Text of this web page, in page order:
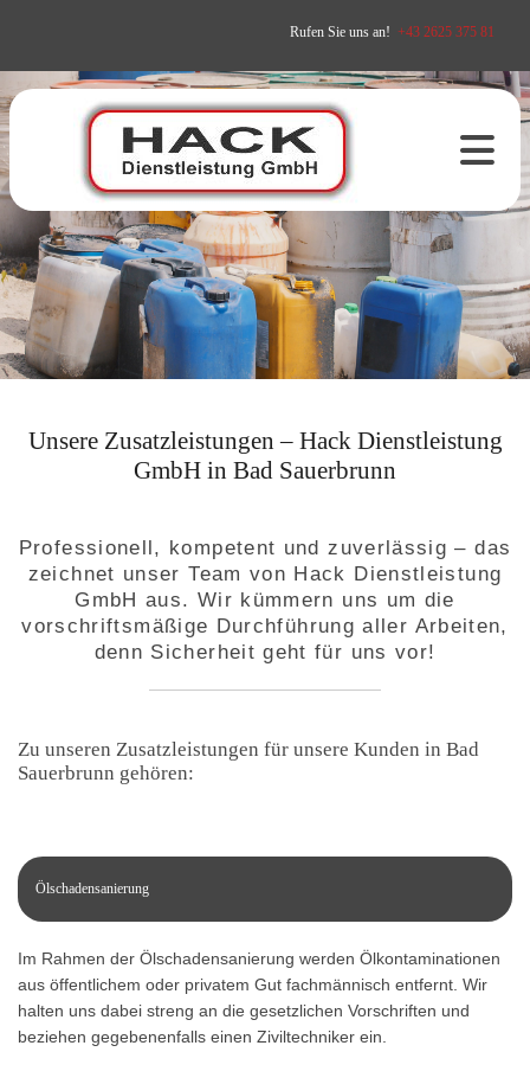
Rufen Sie uns an! +43 2625 375 81
Unsere Zusatzleistungen – Hack Dienstleistung
GmbH in Bad Sauerbrunn
Professionell, kompetent und zuverlässig – das
zeichnet unser Team von Hack Dienstleistung
GmbH aus. Wir kümmern uns um die
vorschriftsmäßige Durchführung aller Arbeiten,
denn Sicherheit geht für uns vor!
Zu unseren Zusatzleistungen für unsere Kunden in Bad
Sauerbrunn gehören:
Ölschadensanierung
Im Rahmen der Ölschadensanierung werden Ölkontaminationen
aus öffentlichem oder privatem Gut fachmännisch entfernt. Wir
halten uns dabei streng an die gesetzlichen Vorschriften und
beziehen gegebenenfalls einen Ziviltechniker ein.